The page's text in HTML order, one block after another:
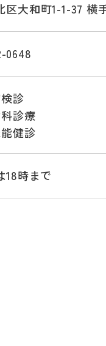
区大和町1-1-37 横
0648
診
科診療
能健診
18時まで